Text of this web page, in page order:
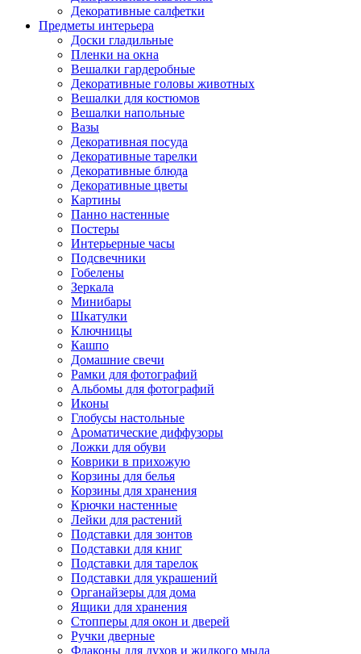
Декоративные салфетки
Предметы интерьера
Доски гладильные
Пленки на окна
Вешалки гардеробные
Декоративные головы животных
Вешалки для костюмов
Вешалки напольные
Вазы
Декоративная посуда
Декоративные тарелки
Декоративные блюда
Декоративные цветы
Картины
Панно настенные
Постеры
Интерьерные часы
Подсвечники
Гобелены
Зеркала
Минибары
Шкатулки
Ключницы
Кашпо
Домашние свечи
Рамки для фотографий
Альбомы для фотографий
Иконы
Глобусы настольные
Ароматические диффузоры
Ложки для обуви
Коврики в прихожую
Корзины для белья
Корзины для хранения
Крючки настенные
Лейки для растений
Подставки для зонтов
Подставки для книг
Подставки для тарелок
Подставки для украшений
Органайзеры для дома
Ящики для хранения
Стопперы для окон и дверей
Ручки дверные
Флаконы для духов и жидкого мыла